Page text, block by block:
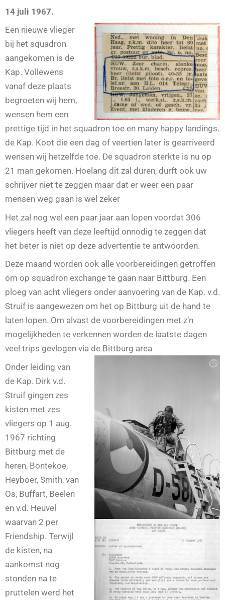
14 juli 1967.
Een nieuwe vlieger
bij het squadron
aangekomen is de
Kap. Vollewens
vanaf deze plaats
begroeten wij hem,
wensen hem een
prettige tijd in het squadron toe en many happy landings.
de Kap. Koot die een dag of veertien later is gearriveerd
wensen wij hetzelfde toe. De squadron sterkte is nu op
21 man gekomen. Hoelang dit zal duren, durft ook uw
schrijver niet te zeggen maar dat er weer een paar
mensen weg gaan is wel zeker
Het zal nog wel een paar jaar aan lopen voordat 306
vliegers heeft van deze leeftijd onnodig te zeggen dat
het beter is niet op deze advertentie te antwoorden.
Deze maand worden ook alle voorbereidingen getroffen
om op squadron exchange te gaan naar Bittburg. Een
ploeg van acht vliegers onder aanvoering van de Kap. v.d.
Struif is aangewezen om het op Bittburg uit de hand te
laten lopen. Om alvast de voorbereidingen met z’n
mogelijkheden te verkennen worden de laatste dagen
veel trips gevlogen via de Bittburg area
Onder leiding van
de Kap. Dirk v.d.
Struif gingen zes
kisten met zes
vliegers op 1 aug.
1967 richting
Bittburg met de
heren, Bontekoe,
Heyboer, Smith, van
Os, Buffart, Beelen
en v.d. Heuvel
waarvan 2 per
Friendship. Terwijl
de kisten, na
aankomst nog
stonden na te
pruttelen werd het